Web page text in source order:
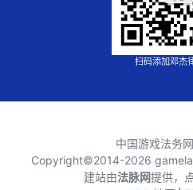
扫码添加邓杰
中国游戏法务
Copyright©2014-2026
建站由法脉网提供，